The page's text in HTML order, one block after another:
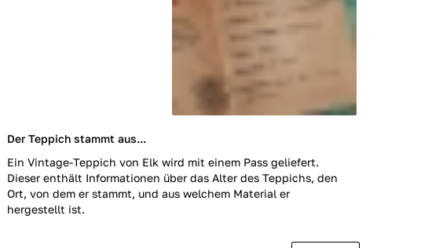
Der Teppich stammt aus...
Ein Vintage-Teppich von Elk wird mit einem Pass geliefert.
Dieser enthält Informationen über das Alter des Teppichs, den
Ort, von dem er stammt, und aus welchem Material er
hergestellt ist.